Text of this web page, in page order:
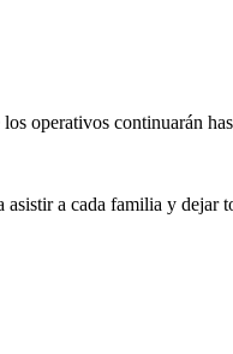
operativos continuarán
a cada familia y dejar